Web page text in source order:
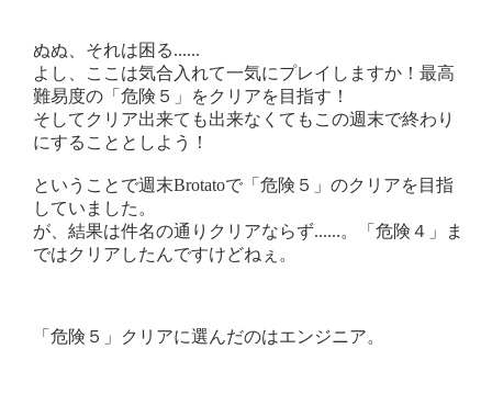
ぬぬ、それは困る......
よし、ここは気合入れて一気にプレイしますか！最高
難易度の「危険５」をクリアを目指す！
そしてクリア出来ても出来なくてもこの週末で終わり
にすることとしよう！
ということで週末Brotatoで「危険５」のクリアを目指
していました。
が、結果は件名の通りクリアならず......。「危険４」ま
ではクリアしたんですけどねぇ。
「危険５」クリアに選んだのはエンジニア。